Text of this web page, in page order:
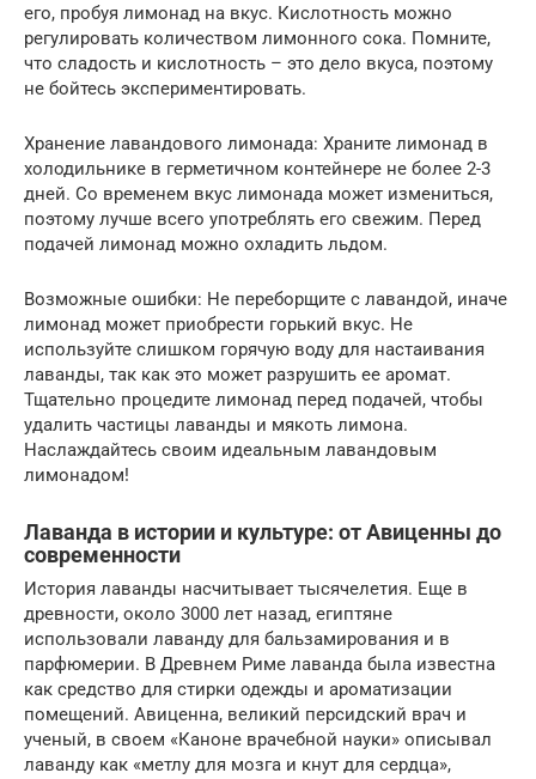
его, пробуя лимонад на вкус. Кислотность можно
регулировать количеством лимонного сока. Помните,
что сладость и кислотность – это дело вкуса, поэтому
не бойтесь экспериментировать.
Хранение лавандового лимонада: Храните лимонад в
холодильнике в герметичном контейнере не более 2-3
дней. Со временем вкус лимонада может измениться,
поэтому лучше всего употреблять его свежим. Перед
подачей лимонад можно охладить льдом.
Возможные ошибки: Не переборщите с лавандой, иначе
лимонад может приобрести горький вкус. Не
используйте слишком горячую воду для настаивания
лаванды, так как это может разрушить ее аромат.
Тщательно процедите лимонад перед подачей, чтобы
удалить частицы лаванды и мякоть лимона.
Наслаждайтесь своим идеальным лавандовым
лимонадом!
Лаванда в истории и культуре: от Авиценны до
современности
История лаванды насчитывает тысячелетия. Еще в
древности, около 3000 лет назад, египтяне
использовали лаванду для бальзамирования и в
парфюмерии. В Древнем Риме лаванда была известна
как средство для стирки одежды и ароматизации
помещений. Авиценна, великий персидский врач и
ученый, в своем «Каноне врачебной науки» описывал
лаванду как «метлу для мозга и кнут для сердца»,